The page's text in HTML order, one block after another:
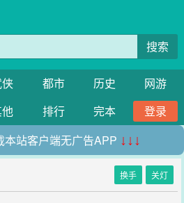
搜索
都市 历史
网游
排行 完本
登录
本站客户端无广告APP ↓↓↓
换手 关灯